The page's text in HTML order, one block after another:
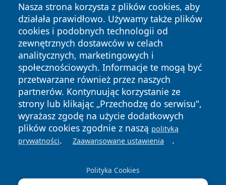
Nasza strona korzysta z plików cookies, aby
działała prawidłowo. Używamy także plików
cookies i podobnych technologii od
zewnętrznych dostawców w celach
analitycznych, marketingowych i
społecznościowych. Informacje te mogą być
przetwarzane również przez naszych
partnerów. Kontynuując korzystanie ze
strony lub klikając „Przechodzę do serwisu",
wyrażasz zgodę na użycie dodatkowych
plików cookies zgodnie z naszą polityką
prywatności. Zaawansowane ustawienia .
Polityka Cookies
Copyright © 2026 wrotachorzowa.pl Wszystkie prawa
zastrzeżone.
News Autorzy
Polityka
Prywatności
Polityka
Cookies